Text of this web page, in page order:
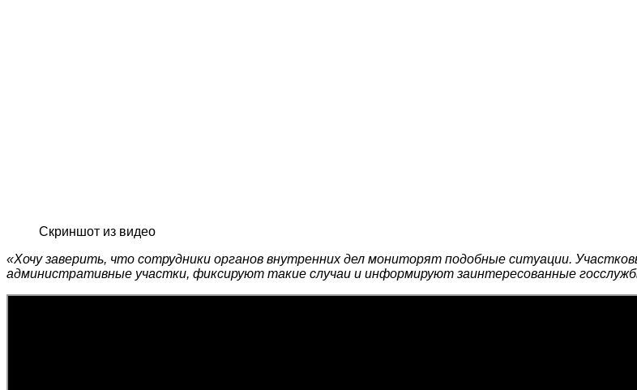
Скриншот из видео
«Хочу заверить, что сотрудники органов внутренних дел мониторят подобные ситуации.
административные участки, фиксируют такие случаи и информируют заинтересованные